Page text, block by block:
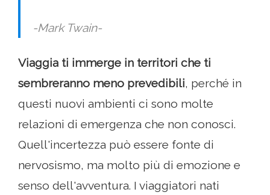
-Mark Twain-
Viaggia ti immerge in territori che ti
sembreranno meno prevedibili, perché in
questi nuovi ambienti ci sono molte
relazioni di emergenza che non conosci.
Quell'incertezza può essere fonte di
nervosismo, ma molto più di emozione e
senso dell'avventura. I viaggiatori nati